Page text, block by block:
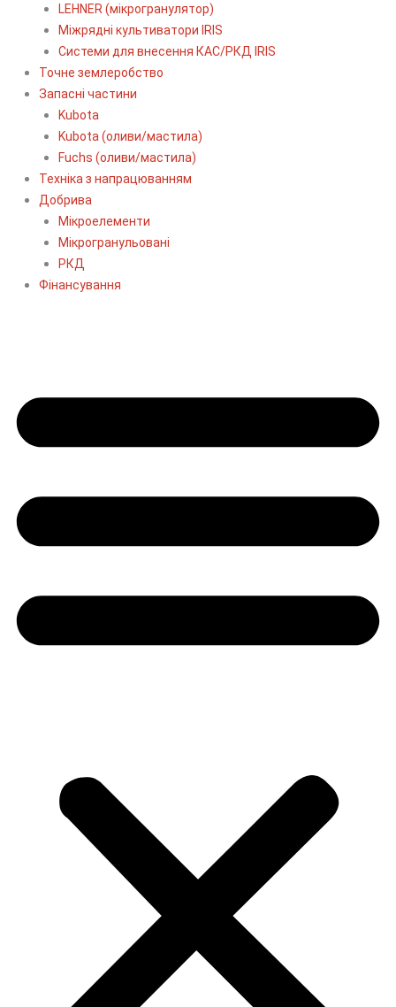
LEHNER (мікрогранулятор)
Міжрядні культиватори IRIS
Системи для внесення КАС/РКД IRIS
Точне землеробство
Запасні частини
Kubota
Kubota (оливи/мастила)
Fuchs (оливи/мастила)
Техніка з напрацюванням
Добрива
Мікроелементи
Мікрогранульовані
РКД
Фінансування